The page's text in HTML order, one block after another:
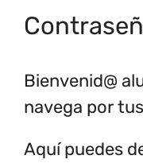
Bienvenid@
navega por
Aquí puedes